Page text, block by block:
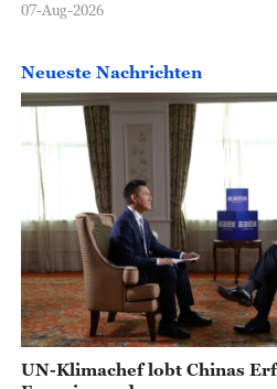
07-Aug-2026
Neueste Nachrichten
UN-Klimachef lobt Chinas